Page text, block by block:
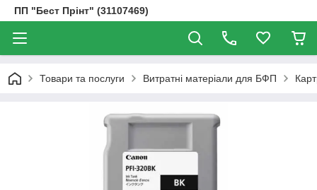
ПП "Бест Прінт" (31107469)
Товари та послуги Витратні матеріали для БФП